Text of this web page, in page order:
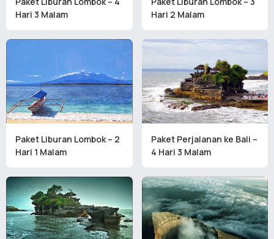
Hari 3 Malam
Hari 2 Malam
Paket Liburan Lombok – 2
Hari 1 Malam
Paket Perjalanan ke Bali –
4 Hari 3 Malam